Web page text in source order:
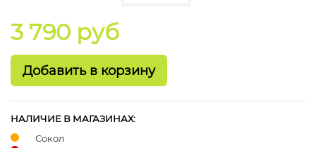
3 790 руб
НАЛИЧИЕ В МАГАЗИНАХ:
Сокол